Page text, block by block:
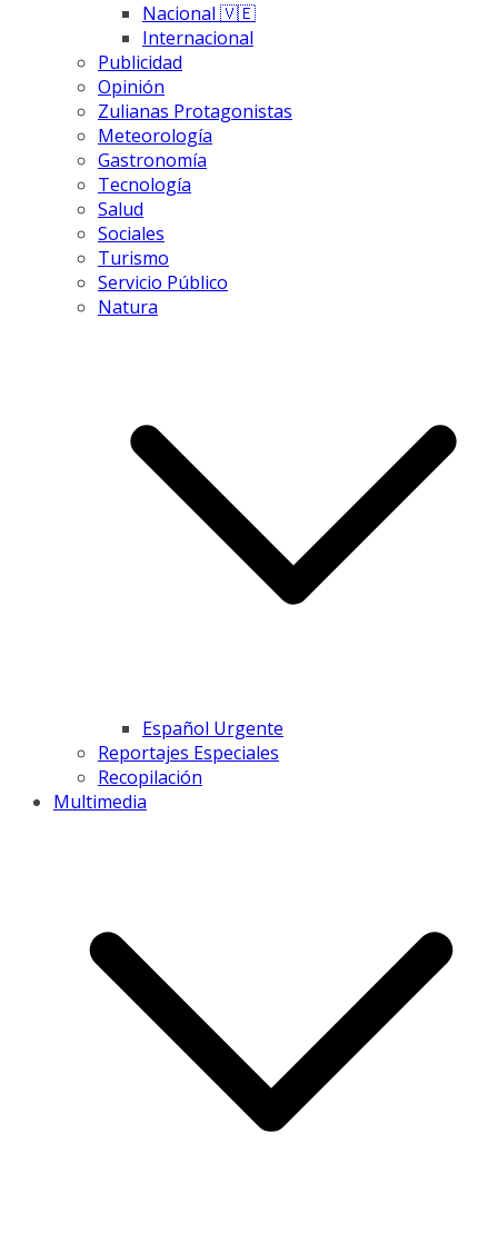
Nacional 🇻🇪
Internacional
Publicidad
Opinión
Zulianas Protagonistas
Meteorología
Gastronomía
Tecnología
Salud
Sociales
Turismo
Servicio Público
Natura
Español Urgente
Reportajes Especiales
Recopilación
Multimedia